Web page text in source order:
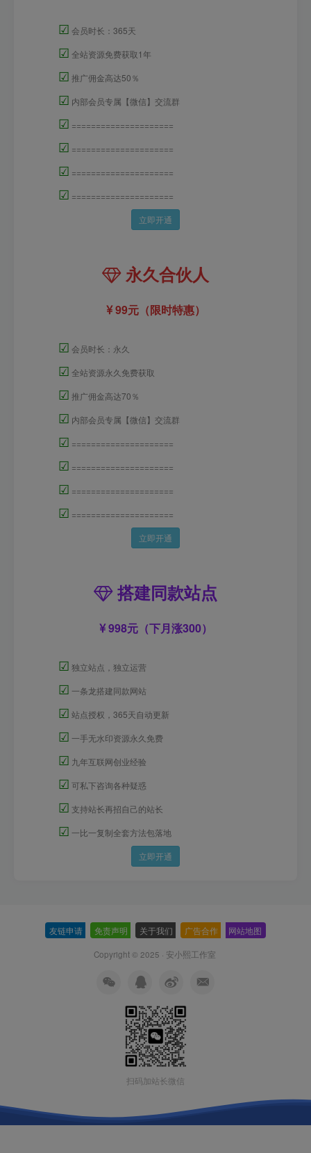
☑ 会员时长：365天
☑ 全站资源免费获取1年
☑ 推广佣金高达50％
☑ 内部会员专属【微信】交流群
☑ =====================
☑ =====================
☑ =====================
☑ =====================
立即开通
永久合伙人
99元（限时特惠）
☑ 会员时长：永久
☑ 全站资源永久免费获取
☑ 推广佣金高达70％
☑ 内部会员专属【微信】交流群
☑ =====================
☑ =====================
☑ =====================
☑ =====================
立即开通
搭建同款站点
998元（下月涨300）
☑ 独立站点，独立运营
☑ 一条龙搭建同款网站
☑ 站点授权，365天自动更新
☑ 一手无水印资源永久免费
☑ 九年互联网创业经验
☑ 可私下咨询各种疑惑
☑ 支持站长再招自己的站长
☑ 一比一复制全套方法包落地
立即开通
友链申请 免责声明 关于我们 广告合作 网站地图
Copyright © 2025 · 安小熙工作室
扫码加站长微信